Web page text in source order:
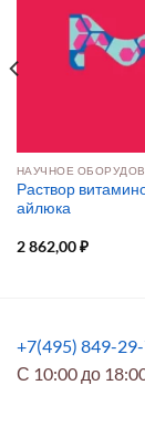
НАУЧНОЕ
Раствор
айлюка
2 862,00₽
+7(495) 849-
С 10:00 до